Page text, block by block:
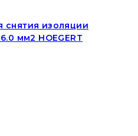
снятия изоляции
мм2 HOEGERT